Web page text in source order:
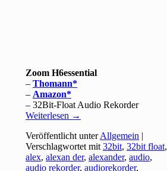
Zoom H6essential
–Thomann
– Amazon
– 32Bit-Float Audio Rekorder
Weiterlesen →
Veröffentlicht unter Allgemein |
Verschlagwortet mit 32bit,32bit float,
alex,alexan der,alexander,audio,
audio rekorder,audiorekorder,